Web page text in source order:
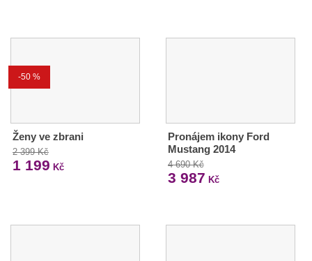
-50 %
Ženy ve zbrani
2 399 Kč
1 199 Kč
Pronájem ikony Ford
Mustang 2014
4 690 Kč
3 987 Kč